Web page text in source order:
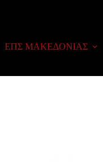
ΕΠΣ ΜΑΚΕΔΟΝΙΑΣ